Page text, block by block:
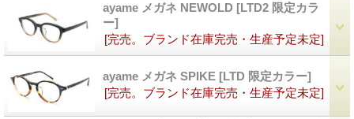
ayame メガネ NEWOLD [LTD2 限定カラ
ー]
[完売。ブランド在庫完売・生産予定未定]
ayame メガネ SPIKE [LTD 限定カラー]
[完売。ブランド在庫完売・生産予定未定]